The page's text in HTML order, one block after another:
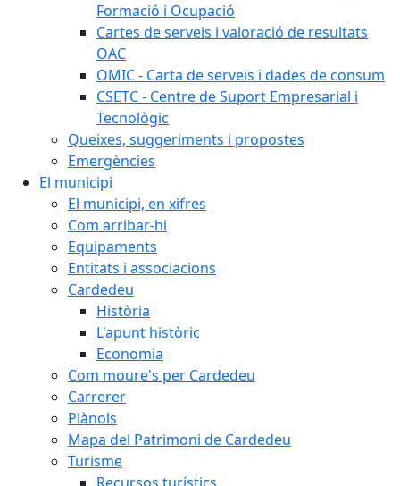
Formació i Ocupació
Cartes de serveis i valoració de resultats
OAC
OMIC - Carta de serveis i dades de consum
CSETC - Centre de Suport Empresarial i
Tecnològic
Queixes, suggeriments i propostes
Emergències
El municipi
El municipi, en xifres
Com arribar-hi
Equipaments
Entitats i associacions
Cardedeu
Història
L'apunt històric
Economia
Com moure's per Cardedeu
Carrerer
Plànols
Mapa del Patrimoni de Cardedeu
Turisme